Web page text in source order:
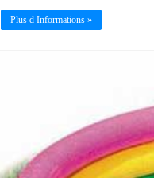
Plus d Informations »